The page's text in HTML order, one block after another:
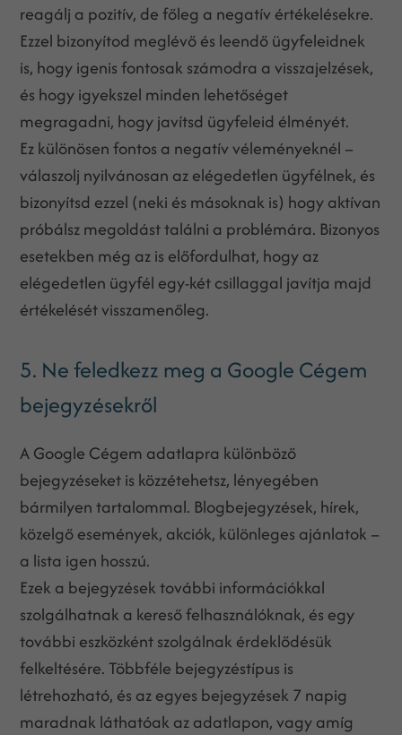
reagálj a pozitív, de főleg a negatív értékelésekre.
Ezzel bizonyítod meglévő és leendő ügyfeleidnek
is, hogy igenis fontosak számodra a visszajelzések,
és hogy igyekszel minden lehetőséget
megragadni, hogy javítsd ügyfeleid élményét.
Ez különösen fontos a negatív véleményeknél –
válaszolj nyilvánosan az elégedetlen ügyfélnek, és
bizonyítsd ezzel (neki és másoknak is) hogy aktívan
próbálsz megoldást találni a problémára. Bizonyos
esetekben még az is előfordulhat, hogy az
elégedetlen ügyfél egy-két csillaggal javítja majd
értékelését visszamenőleg.
5. Ne feledkezz meg a Google Cégem
bejegyzésekről
A Google Cégem adatlapra különböző
bejegyzéseket is közzétehetsz, lényegében
bármilyen tartalommal. Blogbejegyzések, hírek,
közelgő események, akciók, különleges ajánlatok –
a lista igen hosszú.
Ezek a bejegyzések további információkkal
szolgálhatnak a kereső felhasználóknak, és egy
további eszközként szolgálnak érdeklődésük
felkeltésére. Többféle bejegyzéstípus is
létrehozható, és az egyes bejegyzések 7 napig
maradnak láthatóak az adatlapon, vagy amíg